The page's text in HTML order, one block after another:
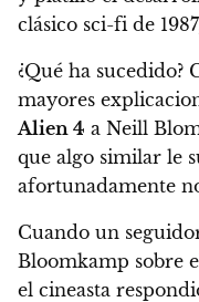
clásico sci-fi de
¿Qué ha sucedido?
mayores
Alien 4 a Neill
que algo similar le
afortunadamente
Cuando un
Bloomkamp sobre
el cineasta